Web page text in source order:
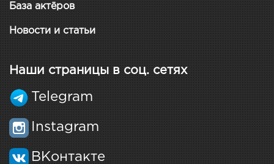
База актёров
Новости и статьи
Наши страницы в соц. сетях
Telegram
Instagram
ВКонтакте